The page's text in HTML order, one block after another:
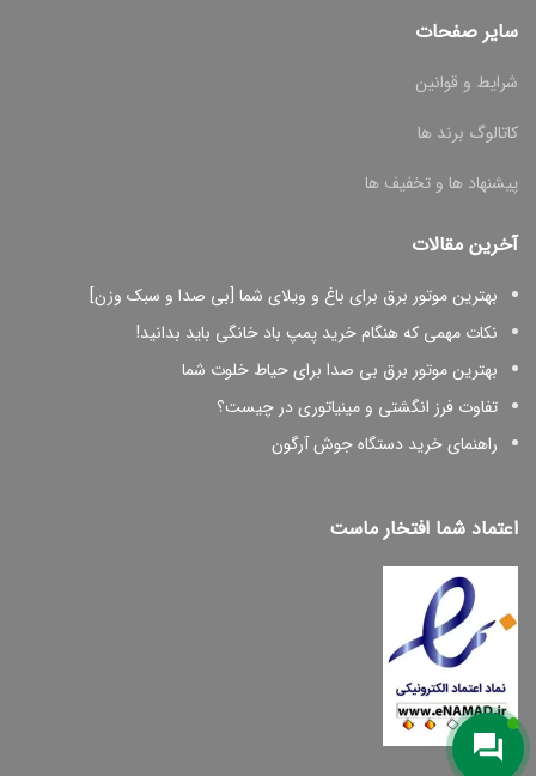
سایر صفحات
شرایط و قوانین
کاتالوگ برند ها
پیشنهاد ها و تخفیف ها
آخرین مقالات
بهترین موتور برق برای باغ و ویلای شما [بی صدا و سبک وزن]
نکات مهمی که هنگام خرید پمپ باد خانگی باید بدانید!
بهترین موتور برق بی صدا برای حیاط خلوت شما
تفاوت فرز انگشتی و مینیاتوری در چیست؟
راهنمای خرید دستگاه جوش آرگون
اعتماد شما افتخار ماست